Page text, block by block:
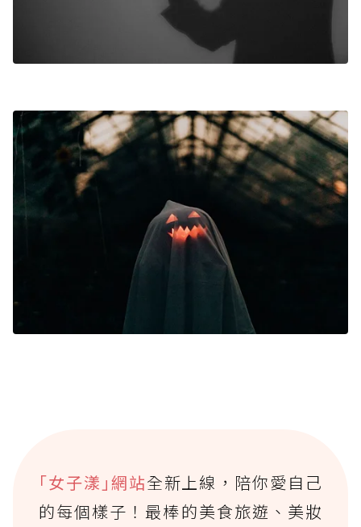
｢女子漾｣網站全新上線，陪你愛自己
的每個樣子！最棒的美食旅遊、美妝